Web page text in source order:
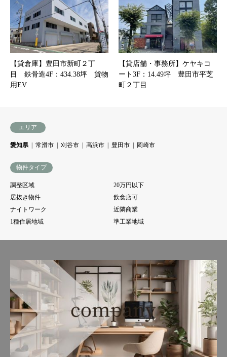
【貸倉庫】豊田市新町２丁
目 鉄骨造4F：434.38坪 貨物
用EV
【貸店舗・事務所】ケヤキコ
ート3F：14.49坪 豊田市平芝
町２丁目
エリア
愛知県 常滑市 刈谷市 高浜市 豊田市 岡崎市
物件タイプ
調整区域
20万円以下
居抜き物件
飲食店可
ナイトワーク
近隣商業
1種住居地域
準工業地域